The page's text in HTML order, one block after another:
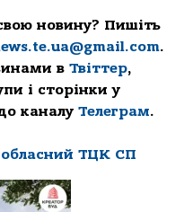
новину? Пишіть
.
в Твіттер,
і сторінки у
каналу Телеграм.
обласний ТЦК СП